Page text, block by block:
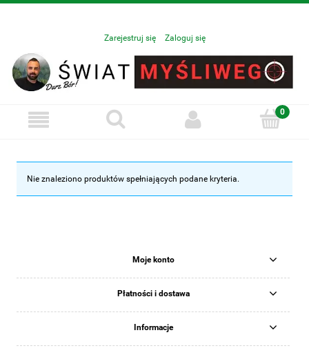
Zarejestruj się Zaloguj się
Nie znaleziono produktów spełniających podane kryteria.
Moje konto
Płatności i dostawa
Informacje